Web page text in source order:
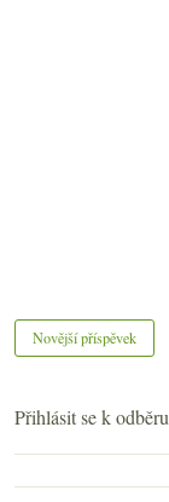
Novější příspěvek
Přihlásit se k